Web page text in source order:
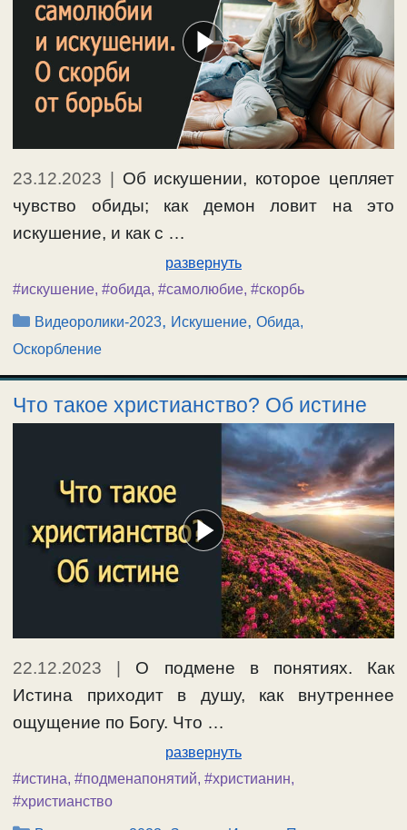
23.12.2023
Об искушении, которое цепляет
чувство обиды; как демон ловит на это
искушение, и как с …
развернуть
#искушение, #обида, #самолюбие, #скорбь
Рубрики
Видеоролики-2023, Искушение,Обида,
Оскорбление
Что такое христианство? Об истине
22.12.2023
О подмене в понятиях. Как
Истина приходит в душу, как внутреннее
ощущение по Богу. Что …
развернуть
#истина, #подменапонятий, #христианин,
#христианство